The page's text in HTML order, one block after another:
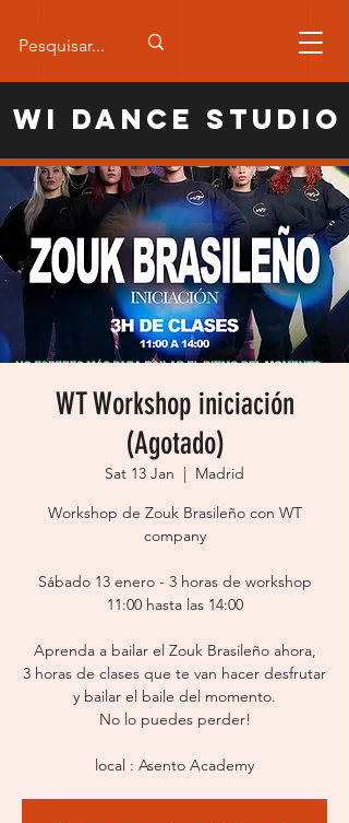
WI Dance Studio
WT Workshop iniciación
(Agotado)
Sat 13 Jan
  |
Madrid
Workshop de Zouk Brasileño con WT
company
Sábado 13 enero - 3 horas de workshop
11:00 hasta las 14:00
Aprenda a bailar el Zouk Brasileño ahora,
3 horas de clases que te van hacer desfrutar
y bailar el baile del momento.
No lo puedes perder!
local : Asento Academy